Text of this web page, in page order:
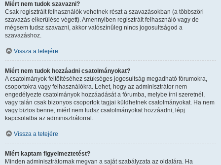
Miért nem tudok szavazni?
Csak regisztrált felhasználók vehetnek részt a szavazásokban (a többszöri
szavazás elkerülése végett). Amennyiben regisztrált felhasználó vagy de
mégsem tudsz szavazni, akkor valószínűleg nincs jogosultságod a
szavazáshoz.
Vissza a tetejére
Miért nem tudok hozzáadni csatolmányokat?
A csatolmányok feltöltéséhez szükséges jogosultság megadható fórumokra,
csoportokra vagy felhasználókra. Lehet, hogy az adminisztrátor nem
engedélyezte csatolmányok hozzáadását a fórumba, melybe írni szeretnél,
vagy talán csak bizonyos csoportok tagjai küldhetnek csatolmányokat. Ha nem
vagy biztos benne, miért nem tudsz csatolmányokat hozzáadni, lépj
kapcsolatba az adminisztrátorral.
Vissza a tetejére
Miért kaptam figyelmeztetést?
Minden adminisztrátornak megvan a saját szabályzata az oldalára. Ha